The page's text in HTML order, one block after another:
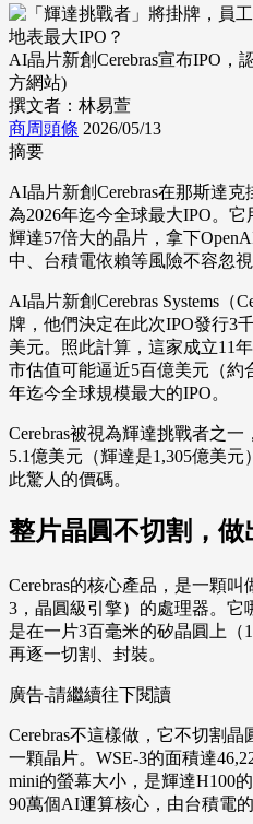
AI晶片新創Cerebras宣布IPO，
方網站)
撰文者：林易萱
商周頭條 2026/05/13
摘要
AI晶片新創Cerebras在那斯達
為2026年迄今全球最大IPO。
輝達57倍大的晶片，拿下
中、台積電依賴等風險不容忽視
AI晶片新創Cerebras Systems（
牌，他們決定在此次IPO發行3
美元。照此計算，這家成立11
市估值可能逼近5百億美元（約
年迄今全球規模最大的IPO。
Cerebras被視為輝達挑戰者之
5.1億美元（輝達是1,305億美
此驚人的價碼。
整片晶圓不切割，
Cerebras的核心產品，是一顆叫
3，晶圓級引擎）的處理器。它
是在一片3百毫米的矽晶圓上（
再逐一切割、封裝。
廣告-請繼續往下閱讀
Cerebras不這樣做，它不切割
一顆晶片。WSE-3的面積達
mini的螢幕大小，是輝達H100
90萬個AI運算核心，由台積電